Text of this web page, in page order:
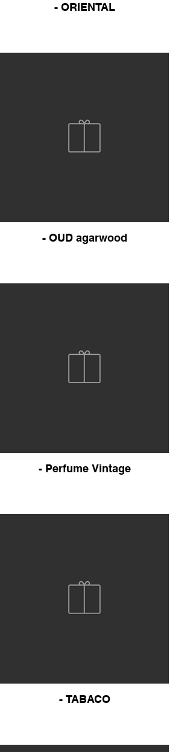
- ORIENTAL
- OUD agarwood
- Perfume Vintage
- TABACO